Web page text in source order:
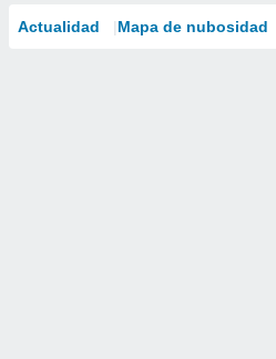
Actualidad Mapa de nubosidad